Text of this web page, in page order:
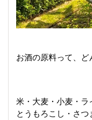
お酒の原料って、ど
米・大麦・小麦・ラ
とうもろこし・さつ